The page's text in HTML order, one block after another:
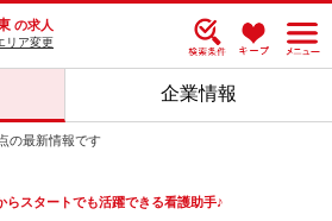
の求人
リア変更
企業情報
の最新情報です
スタートでも活躍できる看護助手♪